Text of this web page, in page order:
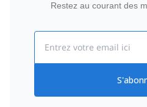
Nevado (shows poor planning
had no idea what my pace was,
dangerous practice in terms of
preparing food; guide incorrectly
HAPE because of a cough I tend
Restez au courant des